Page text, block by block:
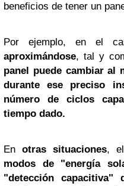
beneficios de tener un
Por ejemplo, en el
aproximándose, tal y
panel puede cambiar al
durante ese preciso
número de ciclos
tiempo dado.
Enotras situaciones,
modos de "energía
"detección capacitiva"